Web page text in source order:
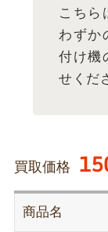
こちら
わずか
付け機
せくだ
買取価格
商品名